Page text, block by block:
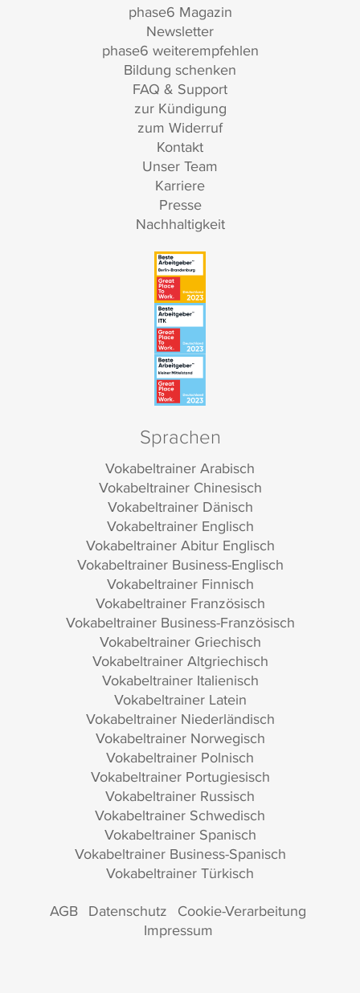
phase6 Magazin
Newsletter
phase6 weiterempfehlen
Bildung schenken
FAQ & Support
zur Kündigung
zum Widerruf
Kontakt
Unser Team
Karriere
Presse
Nachhaltigkeit
Sprachen
Vokabeltrainer Arabisch
Vokabeltrainer Chinesisch
Vokabeltrainer Dänisch
Vokabeltrainer Englisch
Vokabeltrainer Abitur Englisch
Vokabeltrainer Business-Englisch
Vokabeltrainer Finnisch
Vokabeltrainer Französisch
Vokabeltrainer Business-Französisch
Vokabeltrainer Griechisch
Vokabeltrainer Altgriechisch
Vokabeltrainer Italienisch
Vokabeltrainer Latein
Vokabeltrainer Niederländisch
Vokabeltrainer Norwegisch
Vokabeltrainer Polnisch
Vokabeltrainer Portugiesisch
Vokabeltrainer Russisch
Vokabeltrainer Schwedisch
Vokabeltrainer Spanisch
Vokabeltrainer Business-Spanisch
Vokabeltrainer Türkisch
AGB Datenschutz Cookie-Verarbeitung
Impressum